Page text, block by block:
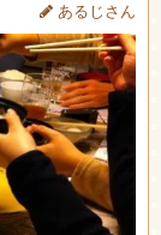
あるじさん